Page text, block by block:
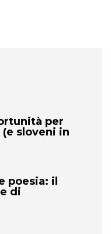
per
sloveni in
poesia: il
di